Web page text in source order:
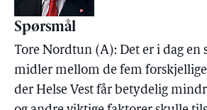
Spørsmål
Tore Nordtun (A): Det er i dag en
midler mellom de fem forskjellige
der Helse Vest får betydelig